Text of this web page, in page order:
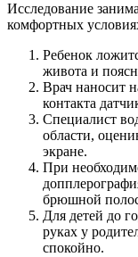
Исследование
комфортных
Ребенок
живота и
Врач наносит
контакта
Специалист
области,
экране.
При
брюшной
Для детей до
руках у
спокойно.